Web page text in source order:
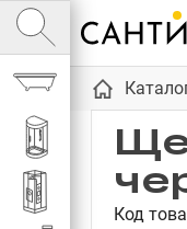
Ванны
Душевые
Душевые
Код